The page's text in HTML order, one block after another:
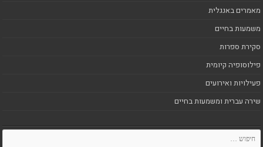
מאמרים באנגלית
משמעות בחיים
סקירת ספרות
פילוסופיה קיומית
פעילויות ואירועים
שירה עברית ומשמעות בחיים